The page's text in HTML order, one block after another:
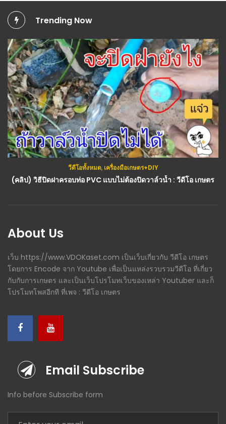
Trending Now
วีดีโอทั้งหมด, เครื่องมือเกษตร+DIY
(คลิป) วิธีปิดฝาครอบท่อ PVC แบบไม่ต้องปิดวาล์วน้ำ : วีดีโอ เกษตร
กสิกรรม(พืช)
ใส่ 2 สิ่งนี้ ดกงามแท้ สวยแบบมือใหม่ปลูกยังงาม สวยแข็งแรงทำแบบนี้งามจนได้ขาย
About Us
เว็บ https://www.VDOKaset.com เป็นเว็บเกี่ยวกับ วีดีโอ เกษตร
โดยการ Encode จาก Youtube เพื่อเป็นแหล่งรวบรวมวีดีโอ ที่เกี่ยว
กับกับการเกษตร และเป็นเว็บโปรโมทเว็บของเหล่า Youtuber และก็
โปรโมทโพสอีกที ที่เพจ : วีดีโอ เกษตร
Email Subscribe
Info before Subscribe form